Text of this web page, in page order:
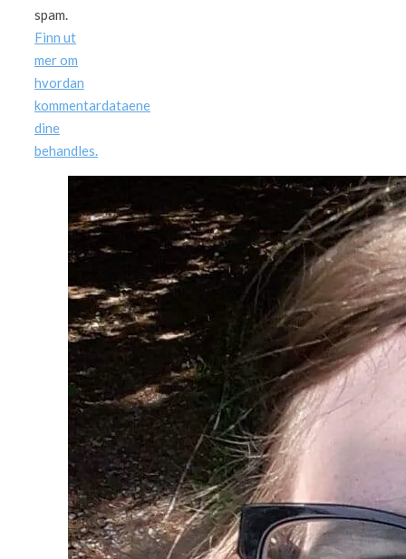
spam.
Finn ut
mer om
hvordan
kommentardataene
dine
behandles.